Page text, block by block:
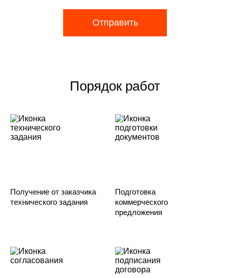
Отправить
Порядок работ
Получение от заказчика
технического задания
Подготовка
коммерческого
предложения